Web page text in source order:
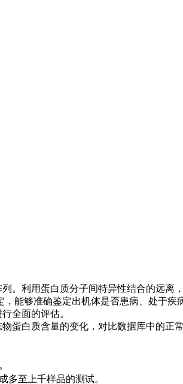
。利用蛋白质分子间特异性结合的远离
能够准确鉴定出机体是否患病、处于
全面的评估。
蛋白质含量的变化，对比数据库中的
多至上千样品的测试。